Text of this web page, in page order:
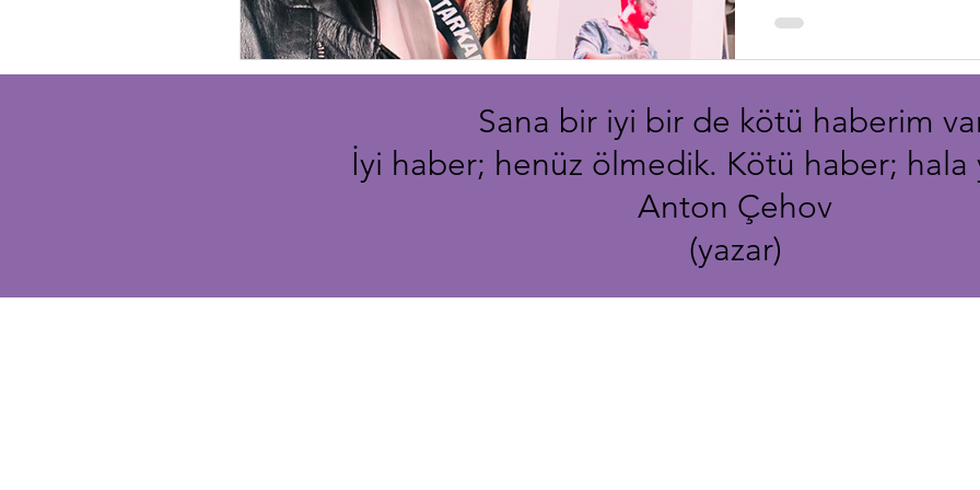
destek geldi. ‘Tam olmam
Sana bir iyi bir de kötü haberim
İyi haber; henüz ölmedik. Kötü haber; hala
Anton Çehov
(yazar)